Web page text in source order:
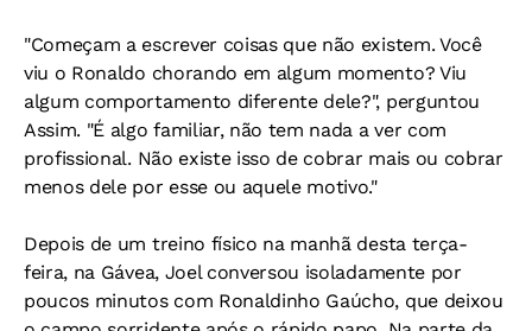
"Começam a escrever coisas que não existem. Você
viu o Ronaldo chorando em algum momento? Viu
algum comportamento diferente dele?", perguntou
Assim. "É algo familiar, não tem nada a ver com
profissional. Não existe isso de cobrar mais ou cobrar
menos dele por esse ou aquele motivo."
Depois de um treino físico na manhã desta terça-
feira, na Gávea, Joel conversou isoladamente por
poucos minutos com Ronaldinho Gaúcho, que deixou